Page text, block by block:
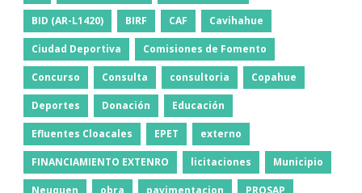
BID (AR-L1420) BIRF CAF Cavihahue
Ciudad Deportiva Comisiones de Fomento
Concurso Consulta consultoria Copahue
Deportes Donación Educación
Efluentes Cloacales EPET externo
FINANCIAMIENTO EXTENRO licitaciones Municipio
Neuquen obra pavimentacion PROSAP